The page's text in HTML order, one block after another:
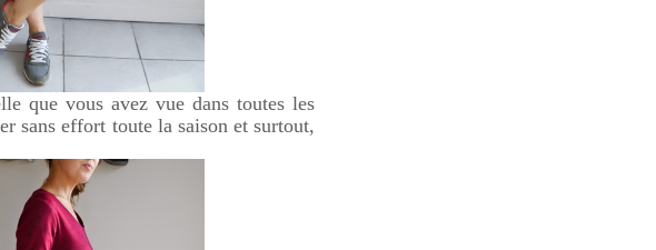
que vous avez vue dans toutes les
sans effort toute la saison et surtout,